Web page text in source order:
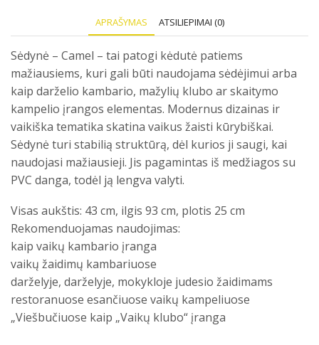
APRAŠYMAS ATSILIEPIMAI (0)
Sėdynė – Camel – tai patogi kėdutė patiems
mažiausiems, kuri gali būti naudojama sėdėjimui arba
kaip darželio kambario, mažylių klubo ar skaitymo
kampelio įrangos elementas. Modernus dizainas ir
vaikiška tematika skatina vaikus žaisti kūrybiškai.
Sėdynė turi stabilią struktūrą, dėl kurios ji saugi, kai
naudojasi mažiausieji. Jis pagamintas iš medžiagos su
PVC danga, todėl ją lengva valyti.
Visas aukštis: 43 cm, ilgis 93 cm, plotis 25 cm
Rekomenduojamas naudojimas:
kaip vaikų kambario įranga
vaikų žaidimų kambariuose
darželyje, darželyje, mokykloje judesio žaidimams
restoranuose esančiuose vaikų kampeliuose
„Viešbučiuose kaip „Vaikų klubo“ įranga